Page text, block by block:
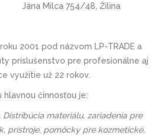
Jána Milca 754/48, Žilina
2001 pod názvom LP-TRADEa
príslušenstvo pre profesionálne aj
využitie už 22 rokov.
hlavnou činnosťou je:
materiálu, zariadenia pre
prístroje, pomôcky pre kozmetické,